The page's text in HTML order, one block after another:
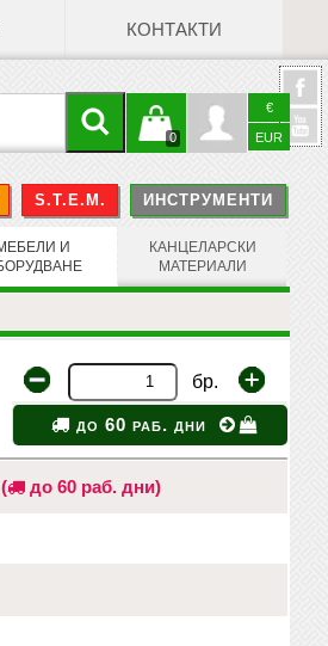
КОНТАКТИ
€
EUR
Профил
0
Кошницата
е празна
S.T.E.M. ИНСТРУМЕНТИ
И
КАНЦЕЛАРСКИ
МАТЕРИАЛИ
бр.
до 60 раб. дни
до 60 раб. дни)